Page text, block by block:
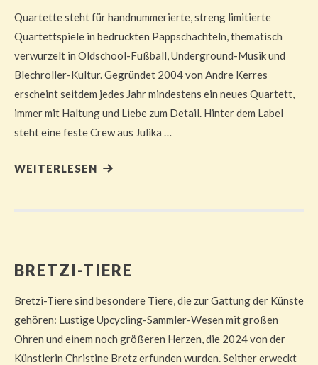
Quartette steht für handnummerierte, streng limitierte
Quartettspiele in bedruckten Pappschachteln, thematisch
verwurzelt in Oldschool-Fußball, Underground-Musik und
Blechroller-Kultur. Gegründet 2004 von Andre Kerres
erscheint seitdem jedes Jahr mindestens ein neues Quartett,
immer mit Haltung und Liebe zum Detail. Hinter dem Label
steht eine feste Crew aus Julika …
WEITERLESEN
BRETZI-TIERE
Bretzi-Tiere sind besondere Tiere, die zur Gattung der Künste
gehören: Lustige Upcycling-Sammler-Wesen mit großen
Ohren und einem noch größeren Herzen, die 2024 von der
Künstlerin Christine Bretz erfunden wurden. Seither erweckt